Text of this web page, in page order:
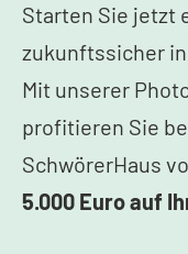
Starten Sie jetzt
zukunftssicher
Mit unserer
profitieren Sie
SchwörerHaus
5.000 Euro auf